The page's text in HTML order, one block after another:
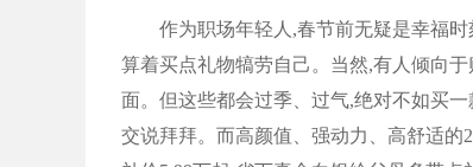
作为职场年轻人,春节前无疑是幸福时
算着买点礼物犒劳自己。当然,有人倾向
面。但这些都会过季、过气,绝对不如买
交说拜拜。而高颜值、强动力、高舒适的